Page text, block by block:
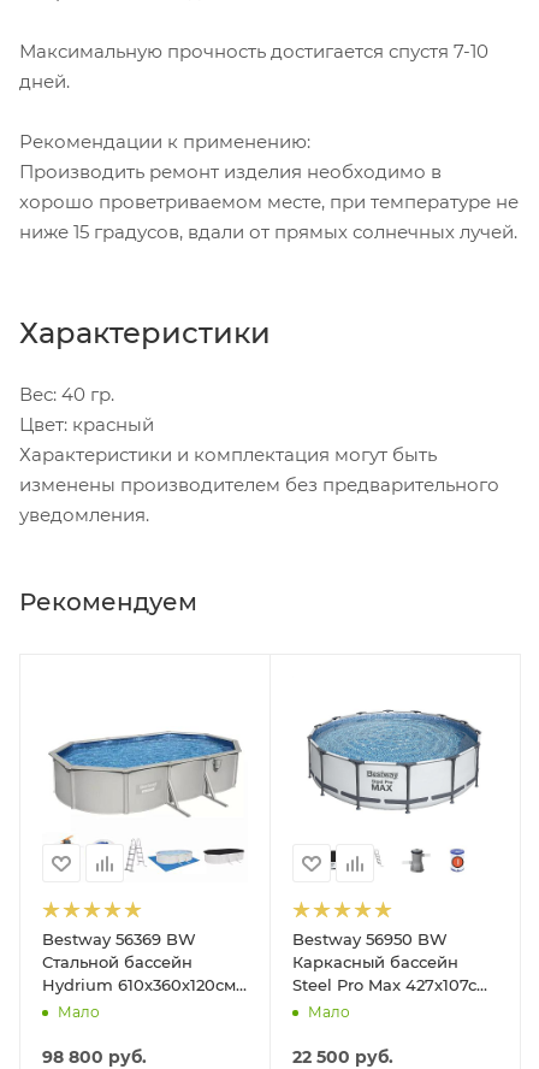
Максимальную прочность достигается спустя 7-10
дней.
Рекомендации к применению:
Производить ремонт изделия необходимо в
хорошо проветриваемом месте, при температуре не
ниже 15 градусов, вдали от прямых солнечных лучей.
Характеристики
Вес: 40 гр.
Цвет: красный
Характеристики и комплектация могут быть
изменены производителем без предварительного
уведомления.
Рекомендуем
Bestway 56369 BW
Стальной бассейн
Hydrium 610х360х120см,
19929л, песч.фил.-нас
подст.
Мало
98 800 руб.
Bestway 56950 BW
Каркасный бассейн
Steel Pro Max 427х107см,
13030л, фил.-насос
Мало
22 500 руб.